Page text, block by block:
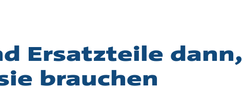
Ersatzteile dann,
brauchen